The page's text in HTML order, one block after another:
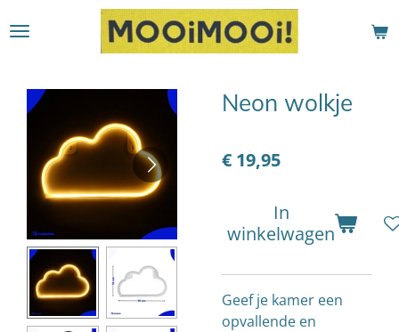
direct
hoofdinhoud
Neon wolkje
€ 19,95
In
winkelwagen
Geef je kamer een
opvallende en